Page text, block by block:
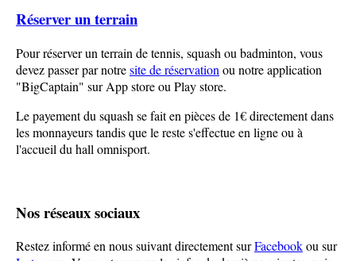
Réserver un terrain
Pour réserver un terrain de tennis, squash ou badminton, vous
devez passer par notresite de réservation ou notre application
"BigCaptain" sur App store ou Play store.
Le payement du squash se fait en pièces de 1€ directement dans
les monnayeurs tandis que le reste s'effectue en ligne ou à
l'accueil du hall omnisport.
Nos réseaux sociaux
Restez informé en nous suivant directement surFacebookou sur